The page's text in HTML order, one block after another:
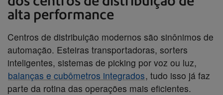
alta performance
Centros de distribuição modernos são sinônimos de
automação. Esteiras transportadoras, sorters
inteligentes, sistemas de picking por voz ou luz,
balanças e cubômetros integrados, tudo isso já faz
parte da rotina das operações mais eficientes.